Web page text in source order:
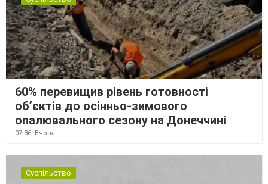
60% перевищив рівень готовності
об’єктів до осінньо-зимового
опалювального сезону на Донеччині
07:36, Вчора
Суспільство